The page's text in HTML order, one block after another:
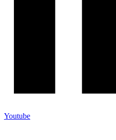
Youtube